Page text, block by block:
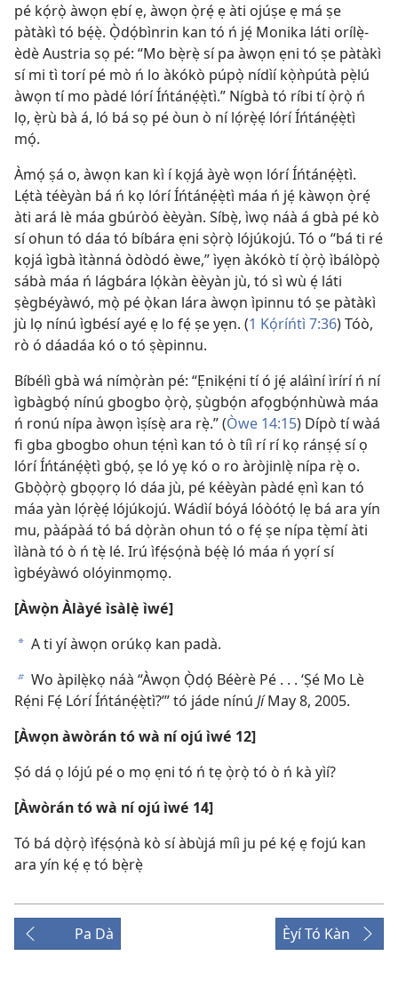
pé kọ́rọ̀ àwọn ẹbí ẹ, àwọn ọ̀rẹ́ ẹ àti ojúṣe ẹ má ṣe
pàtàkì tó bẹ́ẹ̀. Ọ̀dọ́bìnrin kan tó ń jẹ́ Monika láti orílẹ̀-
èdè Austria sọ pé: “Mo bẹ̀rẹ̀ sí pa àwọn ẹni tó ṣe pàtàkì
sí mi tì torí pé mò ń lo àkókò púpọ̀ nídìí kọ̀ǹpútà pẹ̀lú
àwọn tí mo pàdé lórí Íńtánẹ́ẹ̀tì.” Nígbà tó ríbi tí ọ̀rọ̀ ń
lọ, ẹ̀rù bà á, ló bá sọ pé òun ò ní lọ́rẹ̀ẹ́ lórí Íńtánẹ́ẹ̀tì
mọ́.
Àmọ́ ṣá o, àwọn kan kì í kọjá àyè wọn lórí Íńtánẹ́ẹ̀tì.
Lẹ́tà téèyàn bá ń kọ lórí Íńtánẹ́ẹ̀tì máa ń jẹ́ kàwọn ọ̀rẹ́
àti ará lè máa gbúròó èèyàn. Síbẹ̀, ìwọ náà á gbà pé kò
sí ohun tó dáa tó bíbára ẹni sọ̀rọ̀ lójúkojú. Tó o “bá ti ré
kọjá ìgbà ìtànná òdòdó èwe,” ìyẹn àkókò tí ọ̀rọ̀ ìbálòpọ̀
sábà máa ń lágbára lọ́kàn èèyàn jù, tó sì wù ẹ́ láti
ṣègbéyàwó, mọ̀ pé ọ̀kan lára àwọn ìpinnu tó ṣe pàtàkì
jù lọ nínú ìgbésí ayé ẹ lo fẹ́ ṣe yẹn. (1 Kọ́ríńtì 7:36) Tóò,
rò ó dáadáa kó o tó ṣèpinnu.
Bíbélì gbà wá nímọ̀ràn pé: “Ẹnikẹ́ni tí ó jẹ́ aláìní ìrírí ń ní
ìgbàgbọ́ nínú gbogbo ọ̀rọ̀, ṣùgbọ́n afọgbọ́nhùwà máa
ń ronú nípa àwọn ìṣísẹ̀ ara rẹ̀.” (Òwe 14:15) Dípò tí wàá
fi gba gbogbo ohun tẹ́nì kan tó ò tíì rí rí kọ ránṣẹ́ sí ọ
lórí Íńtánẹ́ẹ̀tì gbọ́, ṣe ló yẹ kó o ro àròjinlẹ̀ nípa rẹ̀ o.
Gbọ̀ọ̀rọ̀ gbọọrọ ló dáa jù, pé kéèyàn pàdé ẹnì kan tó
máa yàn lọ́rẹ̀ẹ́ lójúkojú. Wádìí bóyá lóòótọ́ lẹ bá ara yín
mu, pàápàá tó bá dọ̀ràn ohun tó o fẹ́ ṣe nípa tẹ̀mí àti
ìlànà tó ò ń tẹ̀ lé. Irú ìfẹ́sọ́nà bẹ́ẹ̀ ló máa ń yọrí sí
ìgbéyàwó olóyinmọmọ.
[Àwọ̀n Àlàyé ìsàlẹ̀ ìwé]
a A ti yí àwọn orúkọ kan padà.
b Wo àpilẹ̀kọ náà “Àwọn Ọ̀dọ́ Béèrè Pé . . . ‘Ṣé Mo Lè
Rẹ́ni Fẹ́ Lórí Íńtánẹ́ẹ̀tì?’” tó jáde nínú JíMay 8, 2005.
[Àwọn àwòrán tó wà ní ojú ìwé 12]
Ṣó dá ọ lójú pé o mọ ẹni tó ń tẹ ọ̀rọ̀ tó ò ń kà yìí?
[Àwòrán tó wà ní ojú ìwé 14]
Tó bá dọ̀rọ̀ ìfẹ́sọ́nà kò sí àbùjá míì ju pé kẹ́ ẹ fojú kan
ara yín kẹ́ ẹ tó bẹ̀rẹ̀
Pa Dà Èyí Tó Kàn